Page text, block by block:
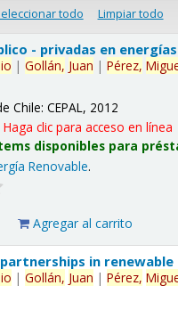
todo Limpiar todo
- privadas en energías
|Gollán, Juan |Pérez,
Chile: CEPAL, 2012
Haga clic para acceso en línea
disponibles para
Renovable.
Agregar al carrito
in
|Gollán, Juan |Pérez,